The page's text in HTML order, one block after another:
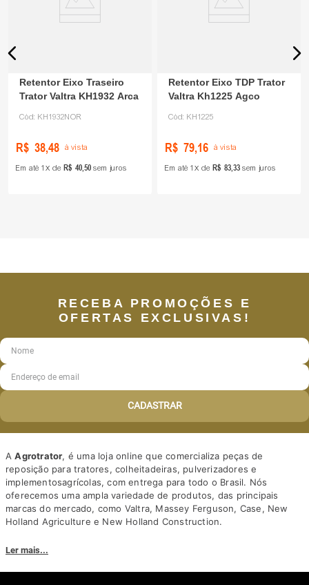
Retentor Eixo Traseiro
Trator Valtra KH1932 Arca
Cód: KH1932NOR
R$ 38,48 à vista
Em até 1 de R$ 4050 sem juros
Retentor Eixo TDP Trator
Valtra Kh1225 Agco
Cód: KH1225
R$ 79,16 à vista
Em até 1 de R$ 8333 sem juros
RECEBA PROMOÇÕES E
OFERTAS EXCLUSIVAS!
CADASTRAR
AAgrotrator, é uma loja online que comercializa peças de
reposição para tratores, colheitadeiras, pulverizadores e
implementosagrícolas, com entrega para todo o Brasil. Nós
oferecemos uma ampla variedade de produtos, das principais
marcas do mercado, como Valtra, Massey Ferguson, Case, New
Holland Agriculture e New Holland Construction.
competitivos. Nós também oferecemos um atendimento
personalizado, com equipe de profissionais altamente capacitados
Ler mais...